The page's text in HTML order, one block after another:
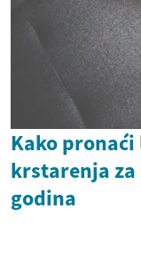
Kako
krstarenja za
godina